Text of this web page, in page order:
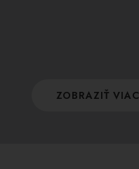
ZOBRAZIŤ VIAC